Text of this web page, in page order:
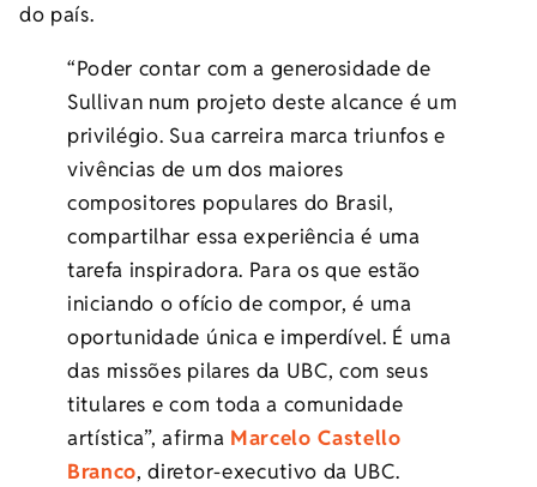
do país.
“Poder contar com a generosidade de
Sullivan num projeto deste alcance é um
privilégio. Sua carreira marca triunfos e
vivências de um dos maiores
compositores populares do Brasil,
compartilhar essa experiência é uma
tarefa inspiradora. Para os que estão
iniciando o ofício de compor, é uma
oportunidade única e imperdível. É uma
das missões pilares da UBC, com seus
titulares e com toda a comunidade
artística”, afirma Marcelo Castello
Branco, diretor-executivo da UBC.